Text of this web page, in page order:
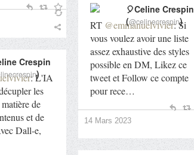
RT @emmanuelvivier: Si
vous voulez avoir une liste
assez exhaustive des styles
possible en DM, Likez ce
tweet et Follow ce compte
pour rece…
🎈Celine Crespin
(@celinecrespin)
14 Mars 2023
: L'IA
les
de
et de
Dall-e,
Crespin
)